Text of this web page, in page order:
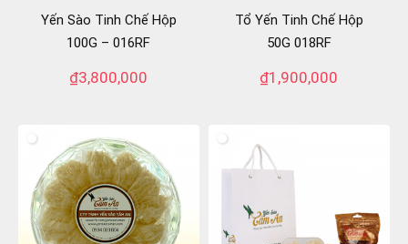
Yến Sào Tinh Chế Hộp
100G – 016RF
₫3,800,000
Tổ Yến Tinh Chế Hộp
50G 018RF
₫1,900,000